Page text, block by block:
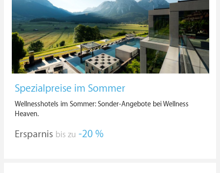
Spezialpreise im Sommer
Wellnesshotels im Sommer: Sonder-Angebote bei Wellness
Heaven.
Ersparnis bis zu -20 %